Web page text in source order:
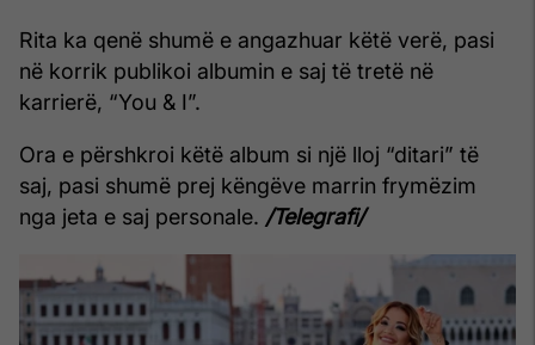
Rita ka qenë shumë e angazhuar këtë verë, pasi
në korrik publikoi albumin e saj të tretë në
karrierë, “You & I”.
Ora e përshkroi këtë album si një lloj “ditari” të
saj, pasi shumë prej këngëve marrin frymëzim
nga jeta e saj personale. /Telegrafi/